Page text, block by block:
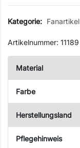
Kategorie: Fanartikel
Artikelnummer: 11189
Material
Farbe
Herstellungsland
Pflegehinweis